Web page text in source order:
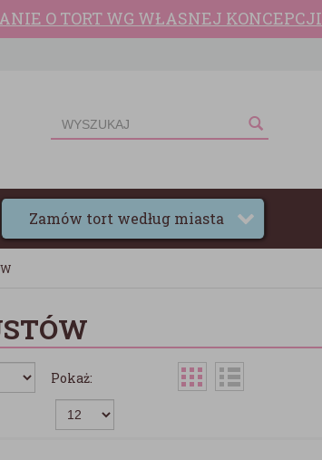
O TORT WG WŁASNEJ KONCEPCJI
Zamów tort według miasta
Pokaż: